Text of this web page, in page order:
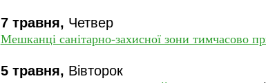
7 травня, Четвер
Мешканці санітарно-захисної зони тимчасово
5 травня, Вівторок